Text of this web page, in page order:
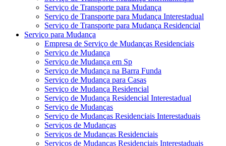
Serviço de Transporte para Mudança
Serviço de Transporte para Mudança Interestadual
Serviço de Transporte para Mudança Residencial
Serviço para Mudança
Empresa de Serviço de Mudanças Residenciais
Serviço de Mudança
Serviço de Mudança em Sp
Serviço de Mudança na Barra Funda
Serviço de Mudança para Casas
Serviço de Mudança Residencial
Serviço de Mudança Residencial Interestadual
Serviço de Mudanças
Serviço de Mudanças Residenciais Interestaduais
Serviços de Mudanças
Serviços de Mudanças Residenciais
Serviços de Mudanças Residenciais Interestaduais